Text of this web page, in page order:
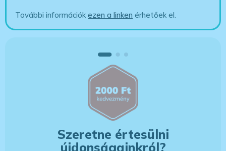
További információkezen a linken érhetőek el.
Szeretne értesülni
újdonságainkról?